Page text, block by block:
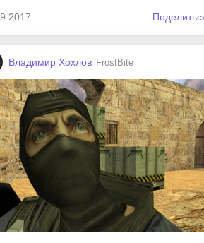
Владимир Хохлов FrostBite